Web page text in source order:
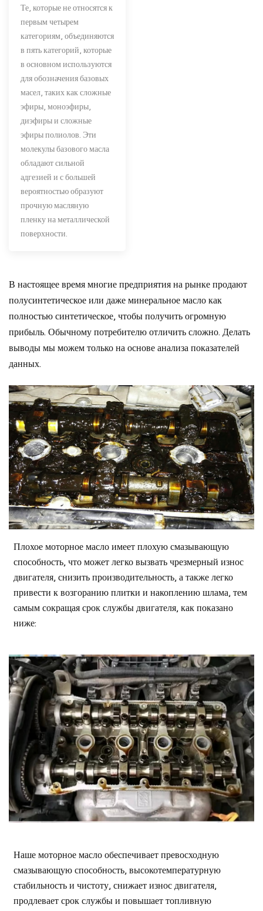
Те, которые не относятся к
первым четырем
категориям, объединяются
в пять категорий, которые
в основном используются
для обозначения базовых
масел, таких как сложные
эфиры, моноэфиры,
диэфиры и сложные
эфиры полиолов. Эти
молекулы базового масла
обладают сильной
адгезией и с большей
вероятностью образуют
прочную масляную
пленку на металлической
поверхности.
В настоящее время многие предприятия на рынке продают
полусинтетическое или даже минеральное масло как
полностью синтетическое, чтобы получить огромную
прибыль. Обычному потребителю отличить сложно. Делать
выводы мы можем только на основе анализа показателей
данных.
Плохое моторное масло имеет плохую смазывающую
способность, что может легко вызвать чрезмерный износ
двигателя, снизить производительность, а также легко
привести к возгоранию плитки и накоплению шлама, тем
самым сокращая срок службы двигателя, как показано
ниже:
Наше моторное масло обеспечивает превосходную
смазывающую способность, высокотемпературную
стабильность и чистоту, снижает износ двигателя,
продлевает срок службы и повышает топливную